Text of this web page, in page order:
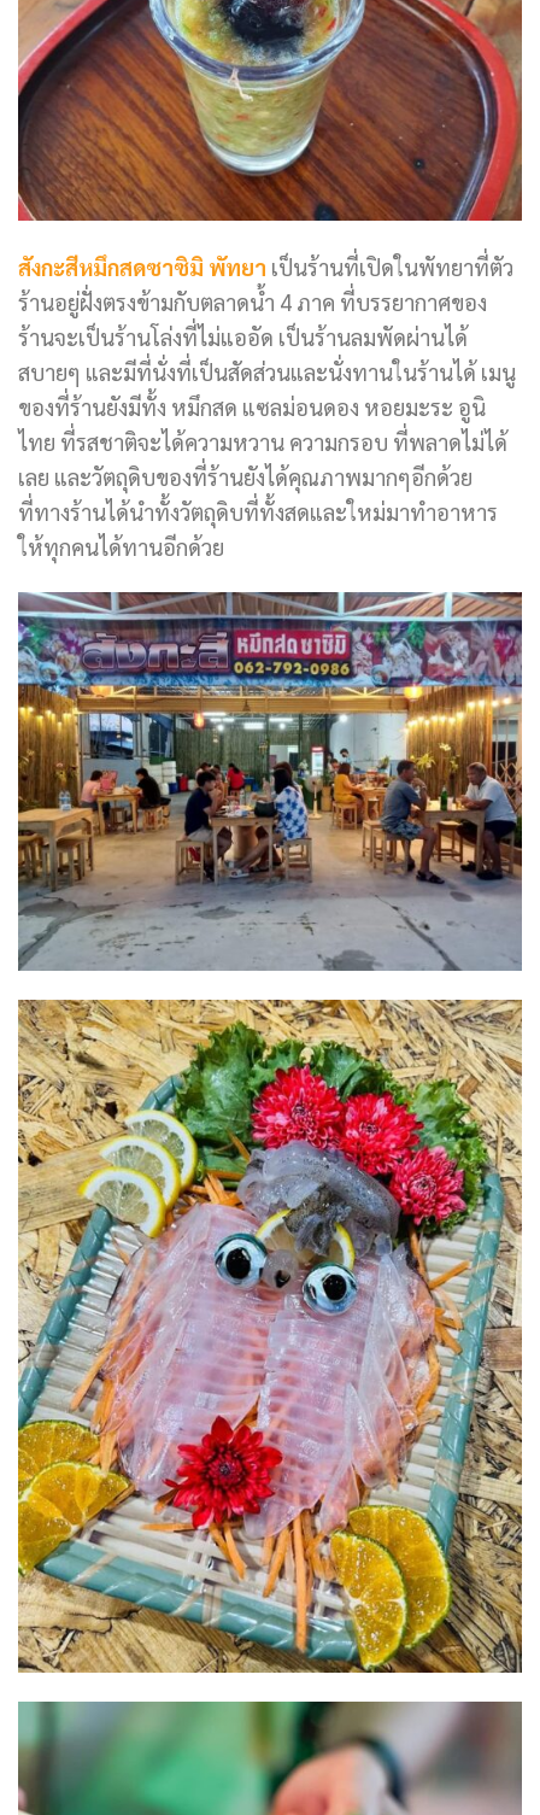
สังกะสีหมึกสดซาซิมิ พัทยา เป็นร้านที่เปิดในพัทยาที่ตัว
ร้านอยู่ฝั่งตรงข้ามกับตลาดน้ำ 4 ภาค ที่บรรยากาศของ
ร้านจะเป็นร้านโล่งที่ไม่แออัด เป็นร้านลมพัดผ่านได้
สบายๆ และมีที่นั่งที่เป็นสัดส่วนและนั่งทานในร้านได้ เมนู
ของที่ร้านยังมีทั้ง หมึกสด แซลม่อนดอง หอยมะระ อูนิ
ไทย ที่รสชาติจะได้ความหวาน ความกรอบ ที่พลาดไม่ได้
เลย และวัตถุดิบของที่ร้านยังได้คุณภาพมากๆอีกด้วย
ที่ทางร้านได้นำทั้งวัตถุดิบที่ทั้งสดและใหม่มาทำอาหาร
ให้ทุกคนได้ทานอีกด้วย